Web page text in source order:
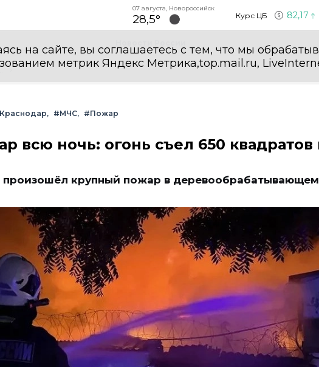
07 августа, Новороссийск
28,5° Курс ЦБ 82,17
на сайте, вы соглашаетесь с тем, что мы
метрик Яндекс Метрика,top.mail.ru,
#МЧС #Пожар
всю ночь: огонь съел 650 квадратов
произошёл крупный пожар в